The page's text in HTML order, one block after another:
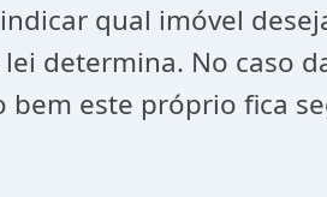
qual imóvel
determina. No caso
bem este próprio fica